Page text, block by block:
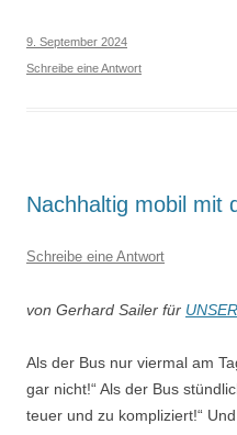
9. September 2024
Schreibe eine Antwort
Nachhaltig mobil mit
Schreibe eine Antwort
von Gerhard Sailer für
Als der Bus nur viermal am
gar nicht!“ Als der Bus
teuer und zu kompliziert!“